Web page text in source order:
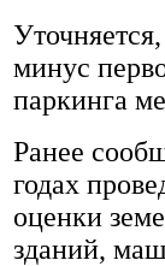
минус
паркинга
Ранее
годах
оценки
зданий,